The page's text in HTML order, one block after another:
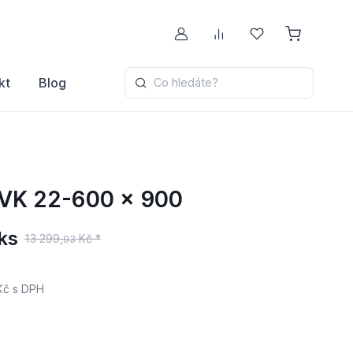
Můj účetPorovnávání
Oblíbené
Blog Co hledáte?
22-600 x 900
13 299,93Kč *
s DPH